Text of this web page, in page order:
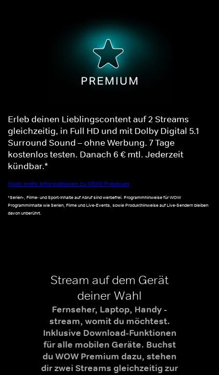
Erleb deinen Lieblingscontent auf 2 Streams
gleichzeitig, in Full HD und mit Dolby Digital 5.1
Surround Sound – ohne Werbung. 7 Tage
kostenlos testen. Danach 6 € mtl. Jederzeit
kündbar.*
Noch mehr Informationen zu WOW Premium
*Serien-, Filme- und Sport-Inhalte auf Abruf sind werbefrei. Programmhinweise für WOW
Programminhalte wie Serien, Filme und Live-Events, sowie Produkthinweise auf Live-Sendern bleiben
davon unberührt.
Stream auf dem Gerät
deiner Wahl
Fernseher, Laptop, Handy -
stream, womit du möchtest.
Inklusive Download-Funktionen
für alle mobilen Geräte. Buchst
du WOW Premium dazu, stehen
dir zwei Streams gleichzeitig zur